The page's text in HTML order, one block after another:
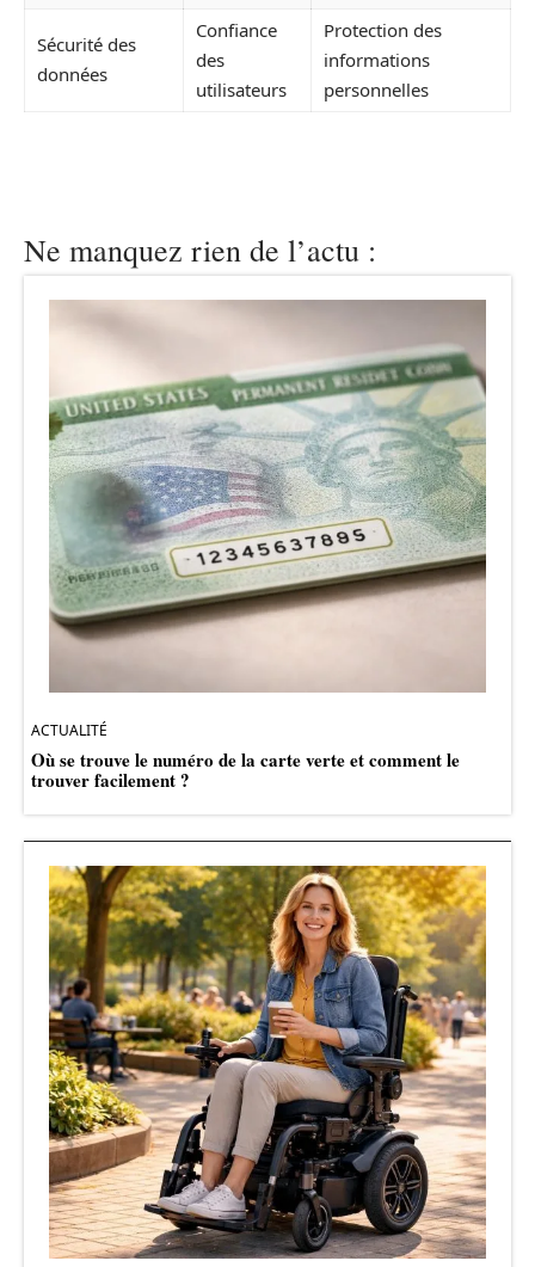
Sécurité des
données
Confiance
des
utilisateurs
Protection des
informations
personnelles
Ne manquez rien de l’actu :
ACTUALITÉ
Où se trouve le numéro de la carte verte et comment le
trouver facilement ?